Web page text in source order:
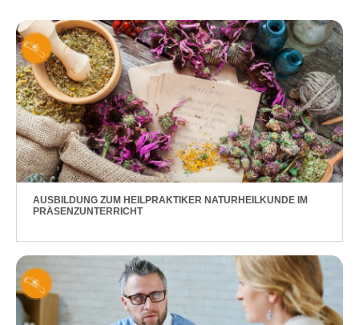
AUSBILDUNG ZUM HEILPRAKTIKER NATURHEILKUNDE IM
PRÄSENZUNTERRICHT